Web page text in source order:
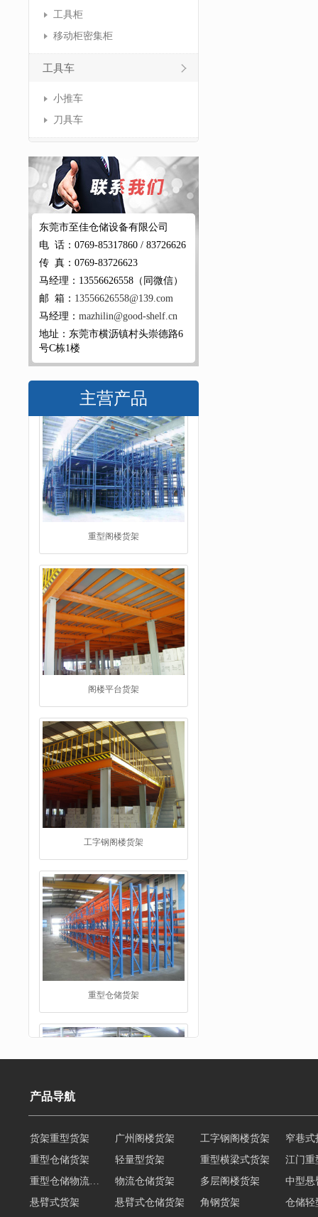
工具柜
移动柜密集柜
工具车
小推车
刀具车
东莞市至佳仓储设备有限公司
电 话：0769-85317860 / 83726626
传 真：0769-83726623
马经理：13556626558（同微信）
邮 箱： 13556626558@139.com
马经理： mazhilin@good-shelf.cn
地址：东莞市横沥镇村头崇德路6
号C栋1楼
主营产品
阁楼货架
产品导航
重型仓储货架 轻量型货架 重型横梁式货架
江门重
物流仓储货架 多层阁楼货架
中型悬
悬臂式货架
悬臂式仓储货架 角钢货架
仓储轻
轻型货架
轻型仓储货架 移动式货架 横梁式